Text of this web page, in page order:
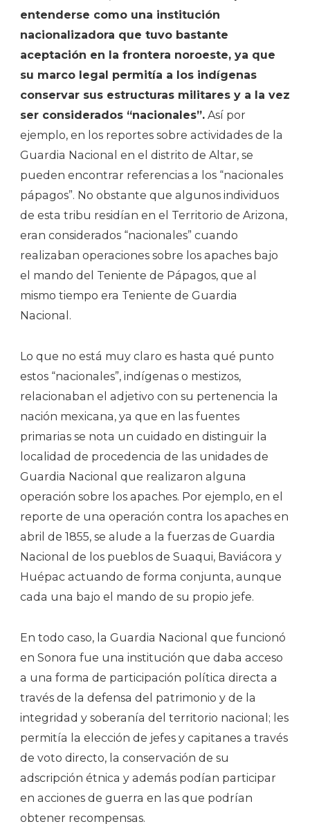
entenderse como una institución
nacionalizadora que tuvo bastante
aceptación en la frontera noroeste, ya que
su marco legal permitía a los indígenas
conservar sus estructuras militares y a la vez
ser considerados “nacionales”. Así por
ejemplo, en los reportes sobre actividades de la
Guardia Nacional en el distrito de Altar, se
pueden encontrar referencias a los “nacionales
pápagos”. No obstante que algunos individuos
de esta tribu residían en el Territorio de Arizona,
eran considerados “nacionales” cuando
realizaban operaciones sobre los apaches bajo
el mando del Teniente de Pápagos, que al
mismo tiempo era Teniente de Guardia
Nacional.
Lo que no está muy claro es hasta qué punto
estos “nacionales”, indígenas o mestizos,
relacionaban el adjetivo con su pertenencia la
nación mexicana, ya que en las fuentes
primarias se nota un cuidado en distinguir la
localidad de procedencia de las unidades de
Guardia Nacional que realizaron alguna
operación sobre los apaches. Por ejemplo, en el
reporte de una operación contra los apaches en
abril de 1855, se alude a la fuerzas de Guardia
Nacional de los pueblos de Suaqui, Baviácora y
Huépac actuando de forma conjunta, aunque
cada una bajo el mando de su propio jefe.
En todo caso, la Guardia Nacional que funcionó
en Sonora fue una institución que daba acceso
a una forma de participación política directa a
través de la defensa del patrimonio y de la
integridad y soberanía del territorio nacional; les
permitía la elección de jefes y capitanes a través
de voto directo, la conservación de su
adscripción étnica y además podían participar
en acciones de guerra en las que podrían
obtener recompensas.